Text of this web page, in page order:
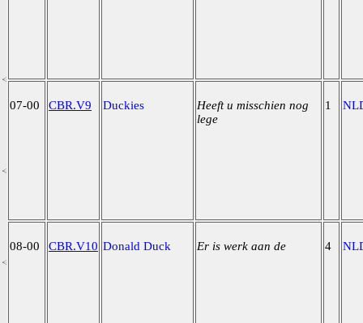
07-00 CBR.V9 Duckies
Heeft u misschien nog
lege
1
08-00 CBR.V10 Donald Duck Er is werk aan de 4